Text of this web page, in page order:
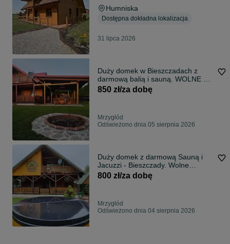
Humniska
Dostępna dokładna lokalizacja
31 lipca 2026
Duży domek w Bieszczadach z
darmową balią i sauną. WOLNE 9-
21 sierpnia
850 zł/za dobę
Mrzygłód
Odświeżono dnia 05 sierpnia 2026
Duży domek z darmową Sauną i
Jacuzzi - Bieszczady. Wolne
Terminy. Wieczór kawalerski
800 zł/za dobę
Mrzygłód
Odświeżono dnia 04 sierpnia 2026